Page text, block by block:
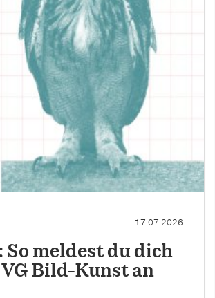
17.07.2026
So meldest du dich
Bild-Kunst an